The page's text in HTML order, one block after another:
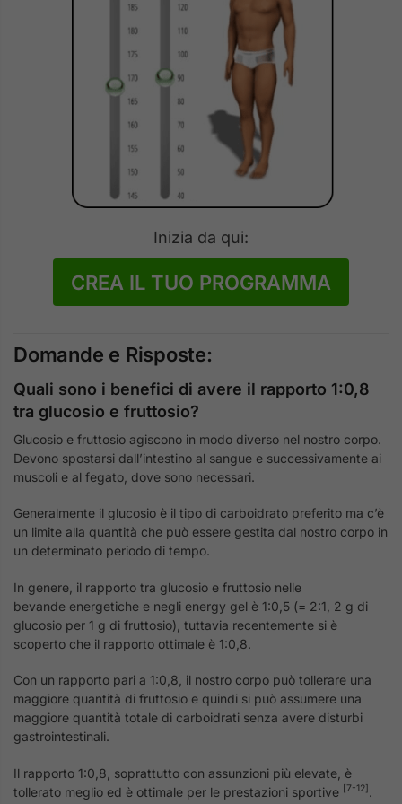
Inizia da qui:
CREA IL TUO PROGRAMMA
Domande e Risposte:
Quali sono i benefici di avere il rapporto 1:0,8
tra glucosio e fruttosio?
Glucosio e fruttosio agiscono in modo diverso nel nostro corpo.
Devono spostarsi dall’intestino al sangue e successivamente ai
muscoli e al fegato, dove sono necessari.
Generalmente il glucosio è il tipo di carboidrato preferito ma c’è
un limite alla quantità che può essere gestita dal nostro corpo in
un determinato periodo di tempo.
In genere, il rapporto tra glucosio e fruttosio nelle
bevande energetiche e negli energy gel è 1:0,5 (= 2:1, 2 g di
glucosio per 1 g di fruttosio), tuttavia recentemente si è
scoperto che il rapporto ottimale è 1:0,8.
Con un rapporto pari a 1:0,8, il nostro corpo può tollerare una
maggiore quantità di fruttosio e quindi si può assumere una
maggiore quantità totale di carboidrati senza avere disturbi
gastrointestinali.
Il rapporto 1:0,8, soprattutto con assunzioni più elevate, è
tollerato meglio ed è ottimale per le prestazioni sportive [7-12] .